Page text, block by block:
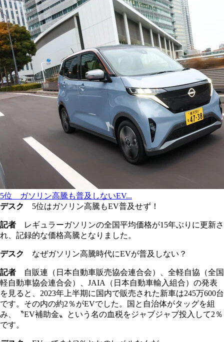
5位 ガソリン高騰も普及しないEV...
デスク
5位はガソリン高騰もEV普及せず！
記者 レギュラーガソリンの全国平均価格が15年ぶりに更新さ
れ、記録的な価格高騰となりました。
デスク なぜガソリン高騰時代にEVが普及しない？
記者 自販連（日本自動車販売協会連合会）、全軽自協（全国
軽自動車協会連合会）、JAIA（日本自動車輸入組合）の発表
を見ると、2023年上半期に国内で販売された新車は245万600台
です。その内の約2％がEVでした。国と自治体がタッグを組
み、〝EV補助金〟という名の血税をジャブジャブ投入して2％
です。